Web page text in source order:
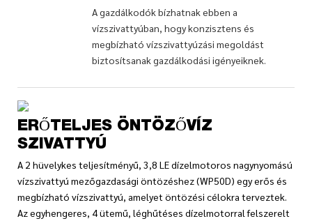
A gazdálkodók bízhatnak ebben a
vízszivattyúban, hogy konzisztens és
megbízható vízszivattyúzási megoldást
biztosítsanak gazdálkodási igényeiknek.
ERŐTELJES ÖNTÖZŐVÍZ
SZIVATTYÚ
A 2 hüvelykes teljesítményű, 3,8 LE dízelmotoros nagynyomású
vízszivattyú mezőgazdasági öntözéshez (WP50D) egy erős és
megbízható vízszivattyú, amelyet öntözési célokra terveztek.
Az egyhengeres, 4 ütemű, léghűtéses dízelmotorral felszerelt